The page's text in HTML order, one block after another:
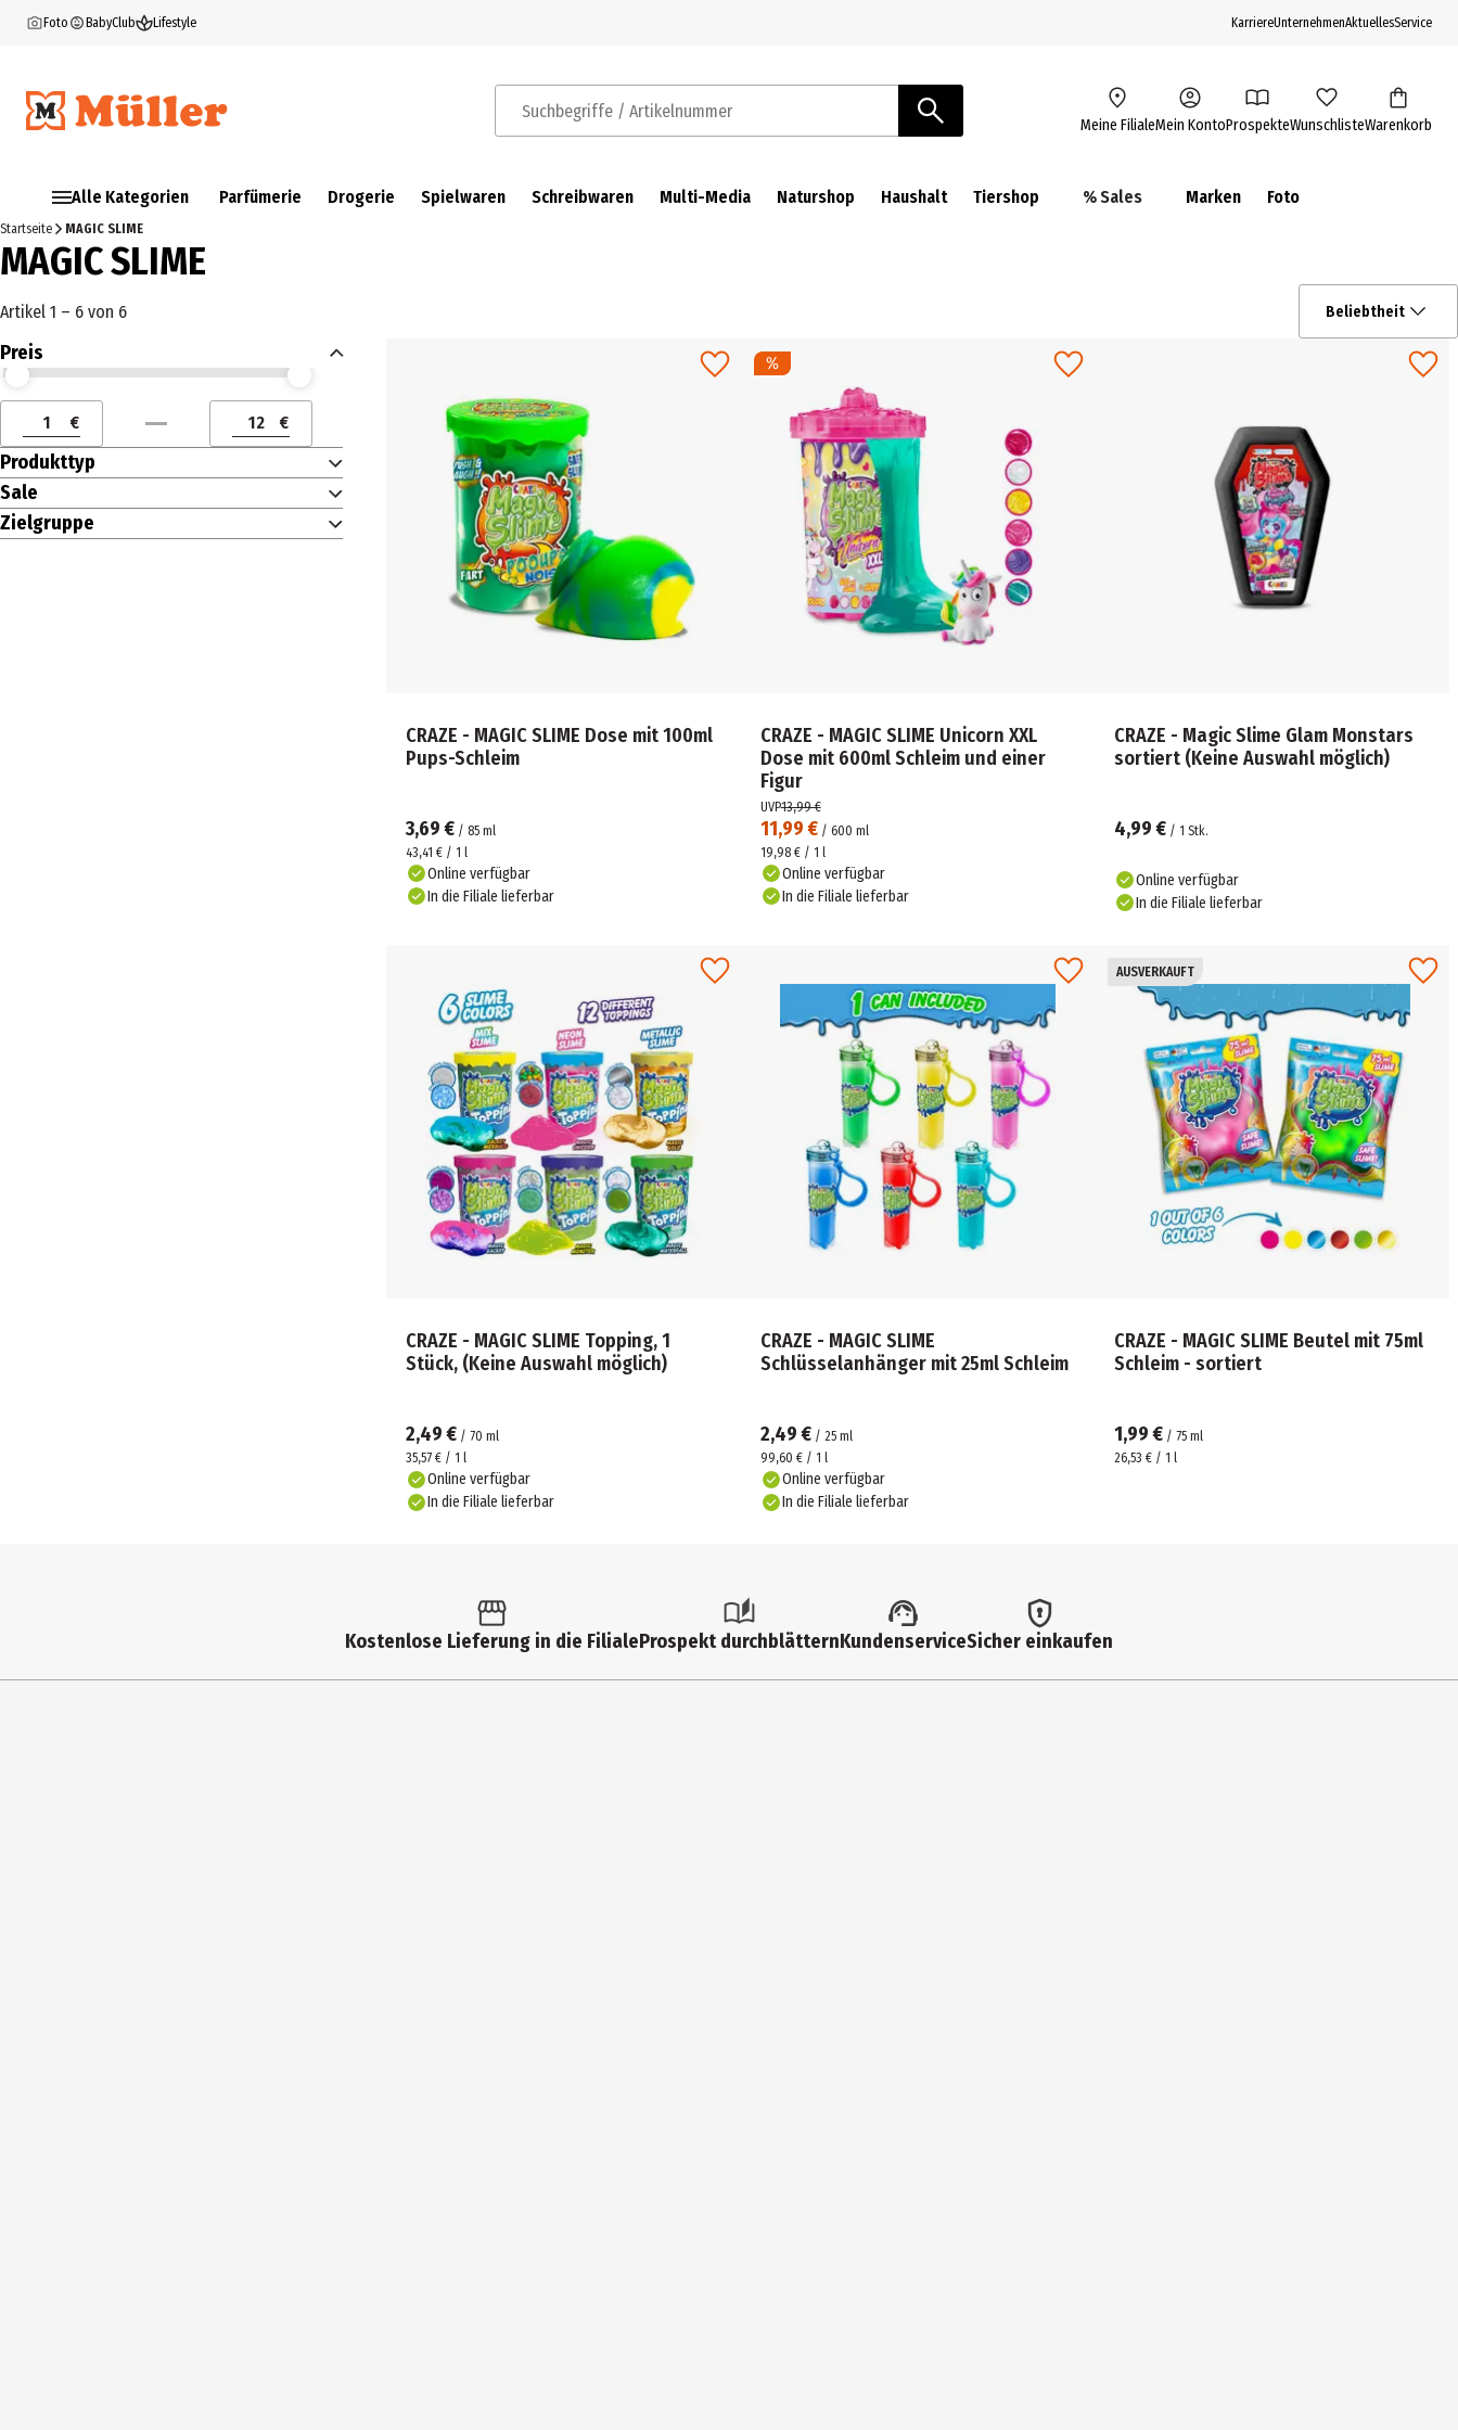
Foto BabyClub Lifestyle KarriereUnternehmenAktuellesService
Suchbegriffe / Artikelnummer Meine FilialeMein KontoProspekteWunschlisteWarenkorb
Alle Kategorien Parfümerie Drogerie Spielwaren Schreibwaren Multi-Media Naturshop Haushalt Tiershop % Sales Marken Foto
Startseite MAGIC SLIME
MAGIC SLIME
Artikel 1 – 6 von 6 Beliebtheit
Preis
Preis (€) ab
Preis (€) bis
Preis (€) ab
€
Preis (€) bis
€
Produkttyp
Sale
Zielgruppe
CRAZE - MAGIC SLIME Dose mit 100ml
Pups-Schleim
3,69 € / 85 ml
43,41 € / 1 l
Online verfügbar
In die Filiale lieferbar
CRAZE - MAGIC SLIME Unicorn XXL
Dose mit 600ml Schleim und einer
Figur
11,99 €/ 600 ml
UVP13,99 €
19,98 € / 1 l
Online verfügbar
In die Filiale lieferbar
CRAZE - Magic Slime Glam Monstars
sortiert (Keine Auswahl möglich)
4,99 € / 1 Stk.
Online verfügbar
In die Filiale lieferbar
CRAZE - MAGIC SLIME Topping, 1
Stück, (Keine Auswahl möglich)
2,49 € / 70 ml
35,57 € / 1 l
Online verfügbar
In die Filiale lieferbar
CRAZE - MAGIC SLIME
Schlüsselanhänger mit 25ml Schleim
2,49 €/ 25 ml
99,60 € / 1 l
Online verfügbar
In die Filiale lieferbar
AUSVERKAUFT
CRAZE - MAGIC SLIME Beutel mit 75ml
Schleim - sortiert
1,99 € /75 ml
26,53 € / 1 l
Kostenlose Lieferung in die FilialeProspekt durchblätternKundenserviceSicher einkaufen